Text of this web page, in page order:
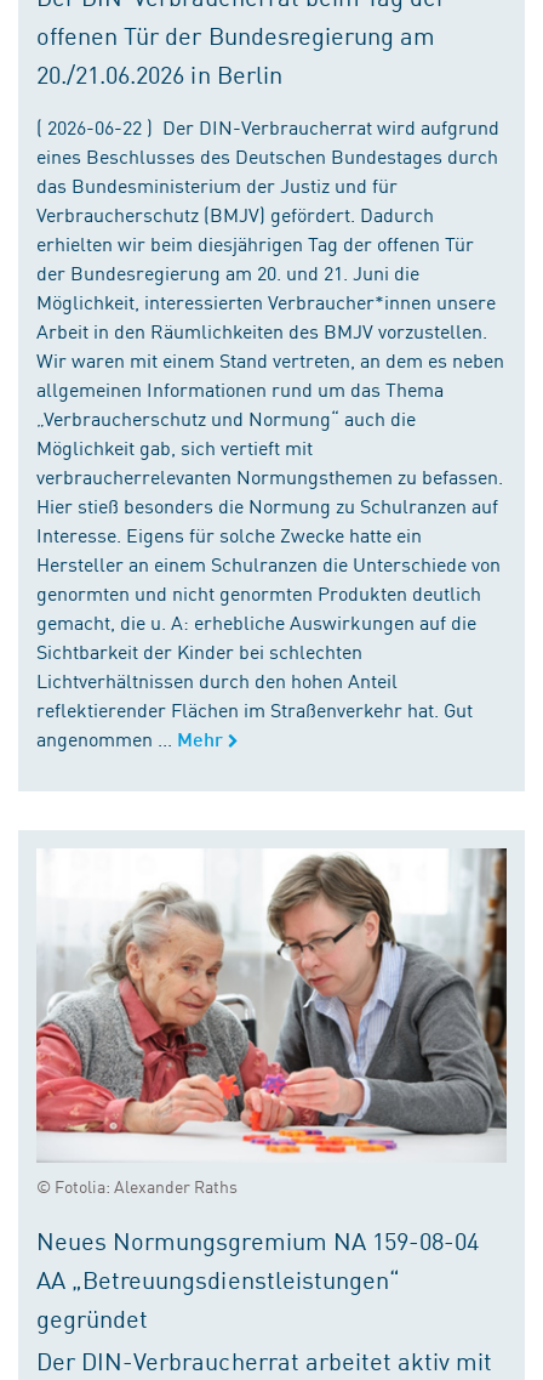
offenen Tür der Bundesregierung am
20./21.06.2026 in Berlin
( 2026-06-22 ) Der DIN-Verbraucherrat wird aufgrund
eines Beschlusses des Deutschen Bundestages durch
das Bundesministerium der Justiz und für
Verbraucherschutz (BMJV) gefördert. Dadurch
erhielten wir beim diesjährigen Tag der offenen Tür
der Bundesregierung am 20. und 21. Juni die
Möglichkeit, interessierten Verbraucher*innen unsere
Arbeit in den Räumlichkeiten des BMJV vorzustellen.
Wir waren mit einem Stand vertreten, an dem es neben
allgemeinen Informationen rund um das Thema
„Verbraucherschutz und Normung“ auch die
Möglichkeit gab, sich vertieft mit
verbraucherrelevanten Normungsthemen zu befassen.
Hier stieß besonders die Normung zu Schulranzen auf
Interesse. Eigens für solche Zwecke hatte ein
Hersteller an einem Schulranzen die Unterschiede von
genormten und nicht genormten Produkten deutlich
gemacht, die u. A: erhebliche Auswirkungen auf die
Sichtbarkeit der Kinder bei schlechten
Lichtverhältnissen durch den hohen Anteil
reflektierender Flächen im Straßenverkehr hat. Gut
angenommen ...
Mehr
© Fotolia: Alexander Raths
Neues Normungsgremium NA 159-08-04
AA „Betreuungsdienstleistungen“
gegründet
Der DIN-Verbraucherrat arbeitet aktiv mit